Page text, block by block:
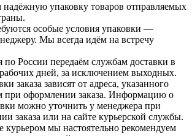
надёжную упаковку товаров отправляемых
особые условия упаковки —
Мы всегда идём на встречу
по России передаём службам доставки в
дней, за исключением выходных.
заказа зависят от адреса, указанного
при оформлении заказа. Информацию о
можно уточнить у менеджера при
заказа или на сайте курьерской службы.
курьером мы настоятельно рекомендуем